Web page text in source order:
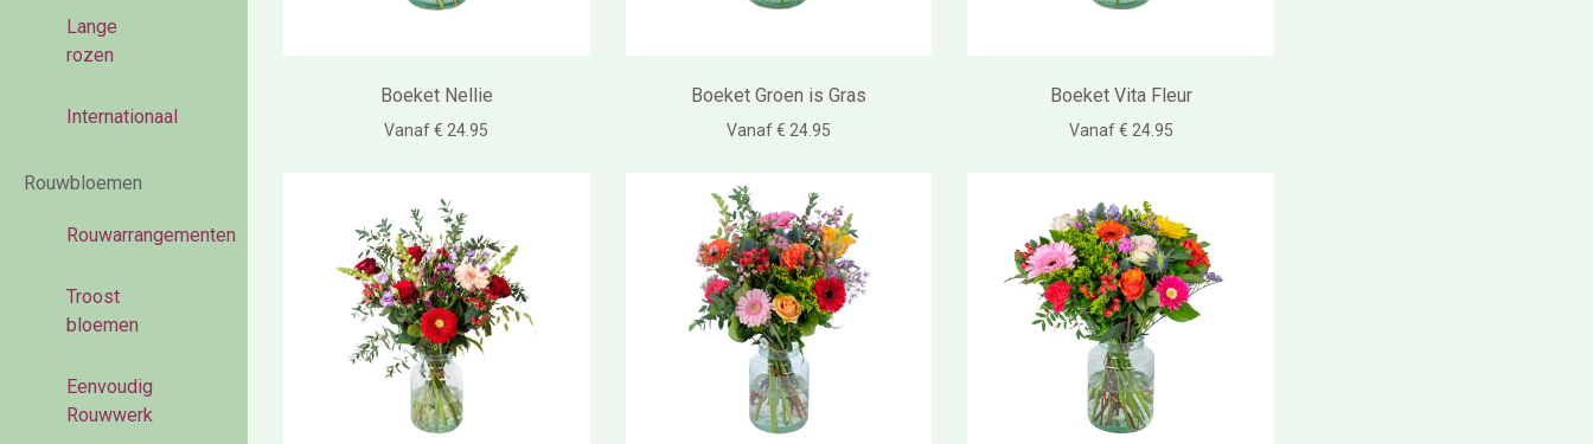
Lange
rozen
Internationaal
Rouwbloemen
Rouwarrangementen
Troost
bloemen
Eenvoudig
Rouwwerk
Boeket Nellie
Vanaf € 24.95
Boeket Groen is Gras
Vanaf € 24.95
Boeket Vita Fleur
Vanaf € 24.95